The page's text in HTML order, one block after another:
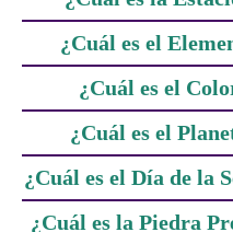
¿Cuál es el
¿Cuál es el
¿Cuál es el
¿Cuál es el Día de la
¿Cuál es la Piedra